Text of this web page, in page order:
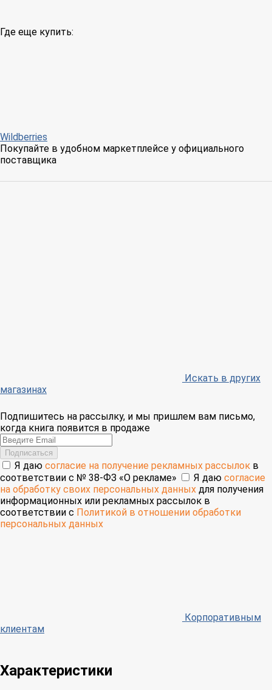
Где еще купить:
Wildberries
Покупайте в удобном маркетплейсе у официального
поставщика
Искать в других
магазинах
Подпишитесь на рассылку, и мы пришлем вам письмо,
когда книга появится в продаже
Email
Подписаться
Я даю согласие на получение рекламных рассылок в
соответствии с № 38-ФЗ «О рекламе»
Я даю согласие
на обработку своих персональных данных для получения
информационных или рекламных рассылок в
соответствии с Политикой в отношении обработки
персональных данных
Корпоративным
клиентам
Характеристики